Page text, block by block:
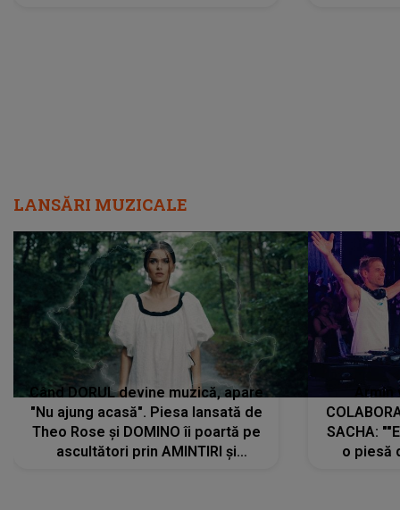
LANSĂRI MUZICALE
Când DORUL devine muzică, apare
"Nu ajung acasă". Piesa lansată de
Theo Rose și DOMINO îi poartă pe
ascultători prin AMINTIRI și
SACHA:
o piesă